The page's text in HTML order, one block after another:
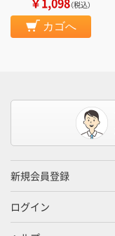
（税込）
カゴへ
新規会員登録
ログイン